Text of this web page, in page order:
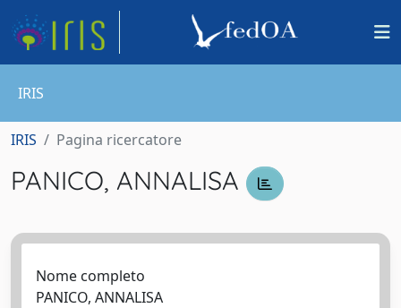
IRIS
IRIS Pagina ricercatore
PANICO, ANNALISA
Nome completo
PANICO, ANNALISA